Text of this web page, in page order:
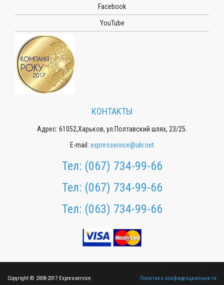
Facebook
YouTube
КОНТАКТЫ
Адрес: 61052,Харьков, ул.Полтавский шлях, 23/25.
E-mail: expresservice@ukr.net
Тел: (067) 734-99-66
Тел: (067) 734-99-66
Тел: (063) 734-99-66
Copyright © 2008-2017 Expresservice.
Политика конфиденциальности